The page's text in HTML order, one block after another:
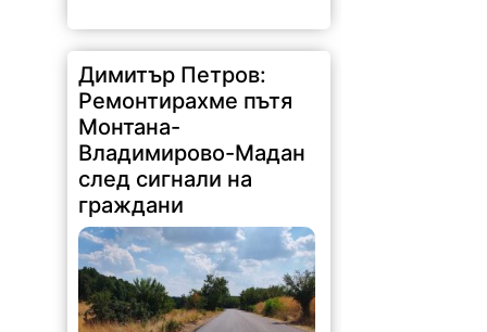
Димитър Петров:
Ремонтирахме пътя
Монтана-
Владимирово-Мадан
след сигнали на
граждани